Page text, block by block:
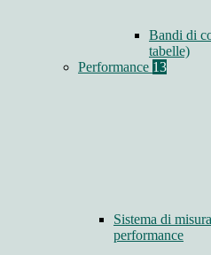
Bandi di
tabelle)
Performance 13
Sistema di
performance